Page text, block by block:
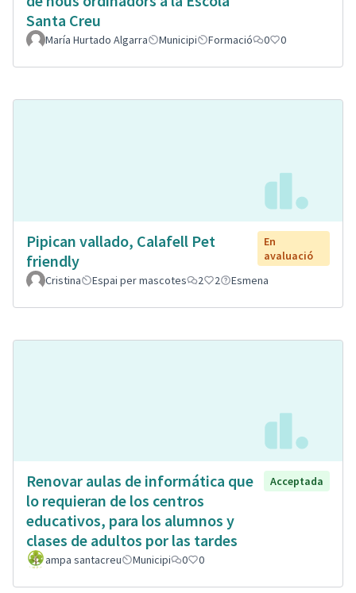
Santa Creu
María Hurtado Algarra Municipi Formació 0 0
Pipican vallado, Calafell Pet
friendly
En
avaluació
Cristina
Espai per mascotes 2 2 Esmena
Renovar aulas de informática que
lo requieran de los centros
educativos, para los alumnos y
clases de adultos por las tardes
Acceptada
ampa santacreu Municipi 0 0